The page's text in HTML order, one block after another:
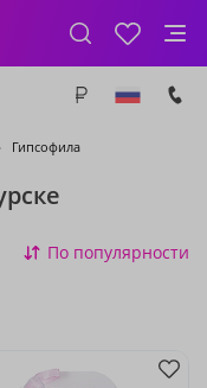
Гипсофила
По популярности